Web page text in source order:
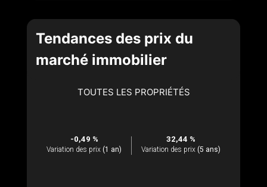
Tendances des prix du
marché immobilier
TOUTES LES PROPRIÉTÉS
-0,49 %
Variation des prix (1 an)
32,44 %
Variation des prix (5 ans)